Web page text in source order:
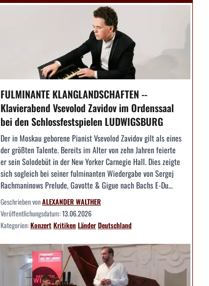
FULMINANTE KLANGLANDSCHAFTEN --
Klavierabend Vsevolod Zavidov im Ordenssaal
bei den Schlossfestspielen LUDWIGSBURG
Der in Moskau geborene Pianist Vsevolod Zavidov gilt als eines
der größten Talente. Bereits im Alter von zehn Jahren feierte
er sein Solodebüt in der New Yorker Carnegie Hall. Dies zeigte
sich sogleich bei seiner fulminanten Wiedergabe von Sergej
Rachmaninows Prelude, Gavotte & Gigue nach Bachs E-Du...
Geschrieben vonALEXANDER WALTHER
Veröffentlichungsdatum:13.06.2026
Kategorien:KonzertKritikenLänderDeutschland